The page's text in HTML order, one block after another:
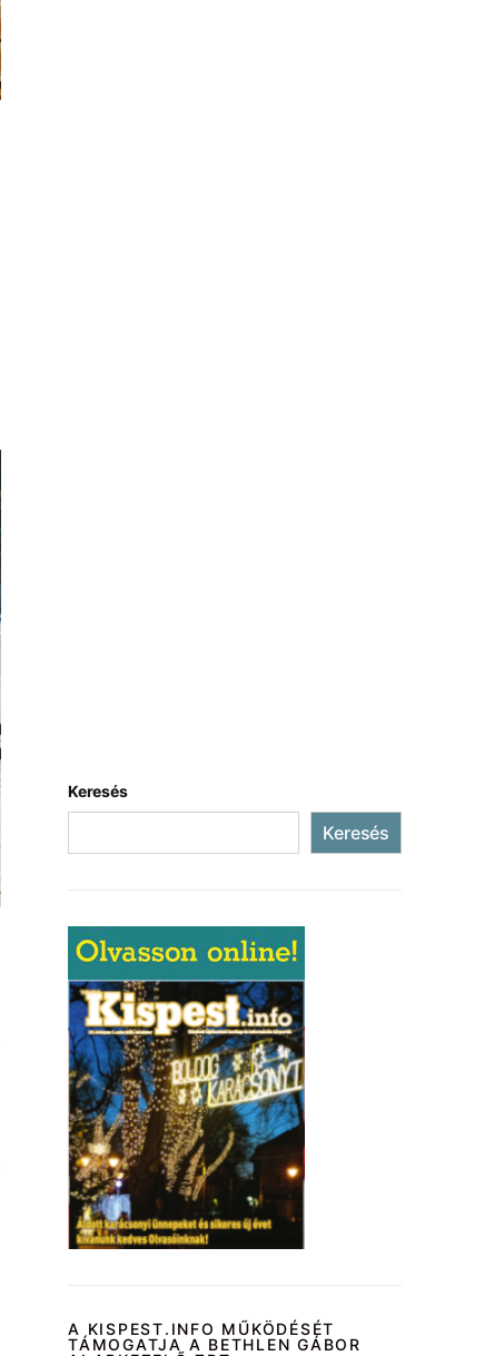
Keresés
Keresés
A KISPEST.INFO MŰKÖDÉSÉT
TÁMOGATJA A BETHLEN GÁBOR